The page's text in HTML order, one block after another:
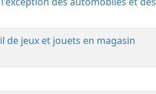
de jeux et jouets en magasin